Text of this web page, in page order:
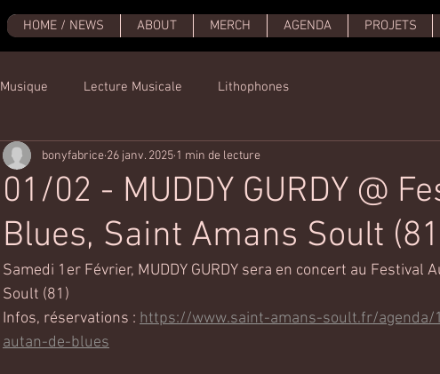
HOME / NEWS ABOUT MERCH AGENDA PROJETS
Musique Lecture Musicale Lithophones
01/02 - MUDDY GURDY @
Blues, Saint Amans Soult
bonyfabrice 26 janv. 2025 1 min de lecture
Samedi 1er Février, MUDDY GURDY sera en concert au Festival
Soult (81)
Infos, réservations : https://www.saint-amans-soult.fr/
autan-de-blues